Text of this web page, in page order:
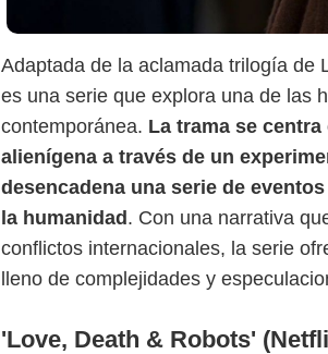
Adaptada de la aclamada trilogía de
es una serie que explora una de las
contemporánea. La trama se
alienígena a través de un
desencadena una serie de
la humanidad. Con una narrativa
conflictos internacionales, la serie
lleno de complejidades y
'Love, Death & Robots'